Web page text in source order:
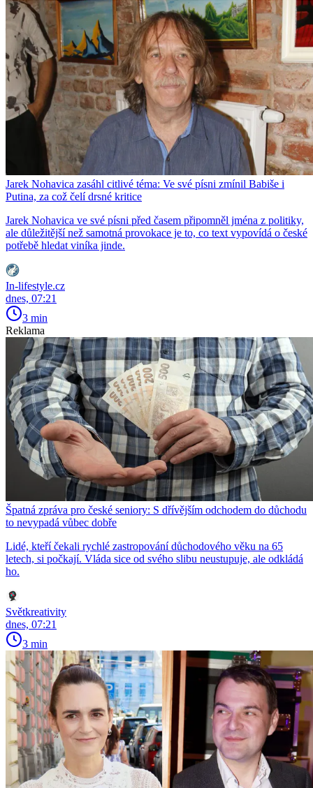
Jarek Nohavica zasáhl citlivé téma: Ve své písni zmínil Babiše i
Putina, za což čelí drsné kritice
Jarek Nohavica ve své písni před časem připomněl jména z politiky,
ale důležitější než samotná provokace je to, co text vypovídá o české
potřebě hledat viníka jinde.
In-lifestyle.cz
dnes, 07:21
3 min
Reklama
Špatná zpráva pro české seniory: S dřívějším odchodem do důchodu
to nevypadá vůbec dobře
Lidé, kteří čekali rychlé zastropování důchodového věku na 65
letech, si počkají. Vláda sice od svého slibu neustupuje, ale odkládá
ho.
Světkreativity
dnes, 07:21
3 min